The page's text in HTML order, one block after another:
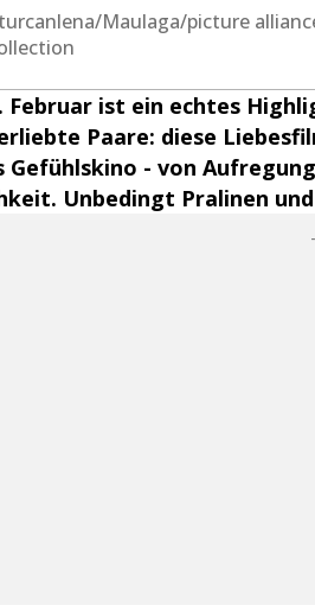
Maulaga/picture
Februar ist ein echtes
Paare: diese
Gefühlskino - von
Unbedingt Pralinen